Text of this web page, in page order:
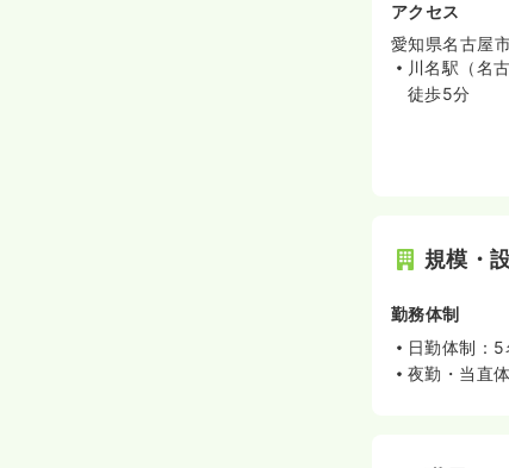
アクセス
愛知県名古屋
川名駅（名
徒歩5分
規模・
勤務体制
日勤体制：
夜勤・当直